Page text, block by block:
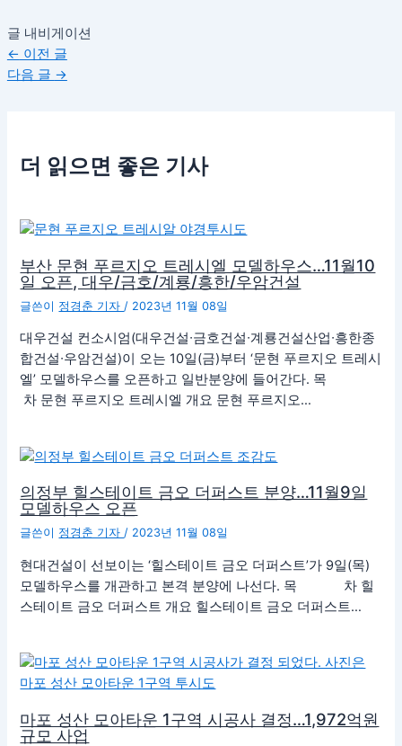
글 내비게이션
← 이전 글
다음 글 →
더 읽으면 좋은 기사
부산 문현 푸르지오 트레시엘 모델하우스…11월10
일 오픈, 대우/금호/계룡/흥한/우암건설
글쓴이 정경춘 기자 / 2023년 11월 08일
대우건설 컨소시엄(대우건설∙금호건설∙계룡건설산업∙흥한종
합건설∙우암건설)이 오는 10일(금)부터 ‘문현 푸르지오 트레시
엘’ 모델하우스를 오픈하고 일반분양에 들어간다. 목
차 문현 푸르지오 트레시엘 개요 문현 푸르지오…
의정부 힐스테이트 금오 더퍼스트 분양…11월9일
모델하우스 오픈
글쓴이 정경춘 기자/ 2023년 11월 08일
현대건설이 선보이는 ‘힐스테이트 금오 더퍼스트’가 9일(목)
모델하우스를 개관하고 본격 분양에 나선다. 목 차 힐
스테이트 금오 더퍼스트 개요 힐스테이트 금오 더퍼스트…
마포 성산 모아타운 1구역 시공사 결정…1,972억원
규모 사업